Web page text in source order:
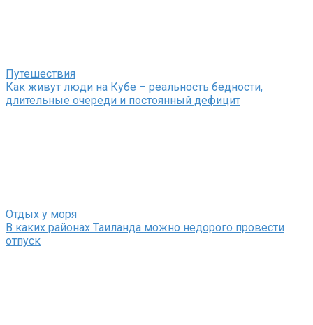
Путешествия
Как живут люди на Кубе – реальность бедности,
длительные очереди и постоянный дефицит
Отдых у моря
В каких районах Таиланда можно недорого провести
отпуск